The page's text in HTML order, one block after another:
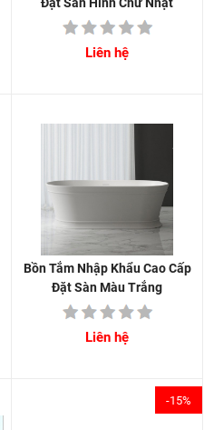
Liên hệ
Bồn Tắm Nhập Khẩu Cao Cấp
Đặt Sàn Màu Trắng
Liên hệ
-15%